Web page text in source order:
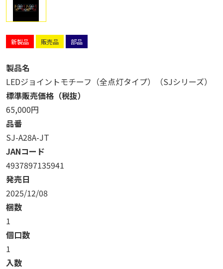
新製品 販売品 部品
製品名
LEDジョイントモチーフ（全点灯タイプ）（SJシリーズ）
標準販売価格（税抜）
65,000円
品番
SJ-A28A-JT
JANコード
4937897135941
発売日
2025/12/08
梱数
1
個口数
1
入数